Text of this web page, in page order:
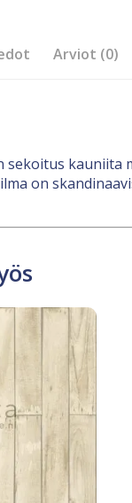
Arviot (0)
sekoitus kauniita
on